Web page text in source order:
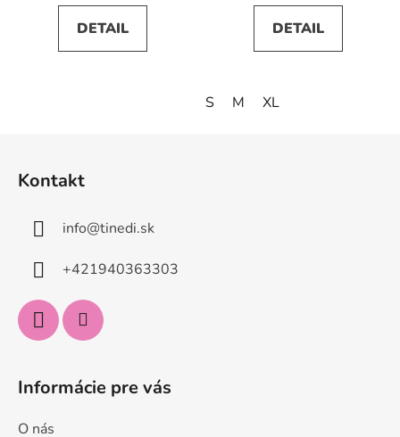
DETAIL DETAIL
S M XL
Kontakt
info@tinedi.sk
+421940363303
Informácie pre vás
O nás